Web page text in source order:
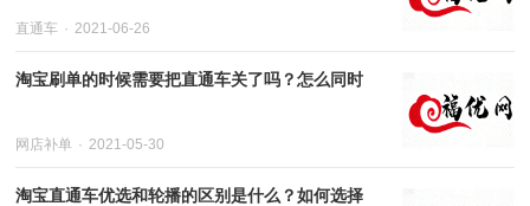
直通车 2021-06-26
淘宝刷单的时候需要把直通车关了吗？怎么同时
网店补单 2021-05-30
淘宝直通车优选和轮播的区别是什么？如何选择